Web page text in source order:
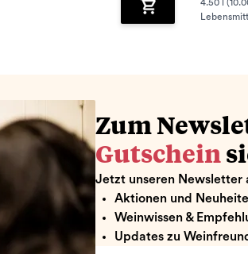
Zum Warenkorb
4.50 l
Zum
Gutschein
Jetzt unseren Newsletter
Aktionen und
Weinwissen &
Updates zu